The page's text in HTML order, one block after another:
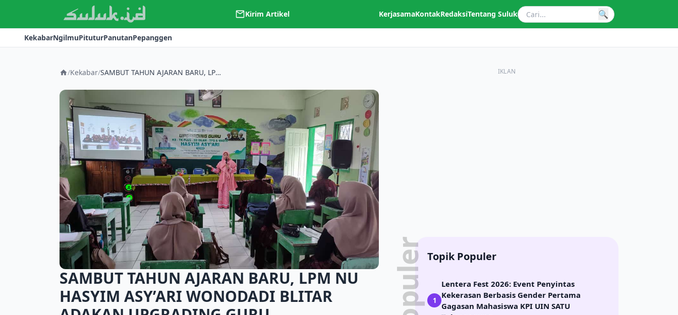
Kirim Artikel KerjasamaKontakRedaksiTentang Suluk 🔍
KekabarNgilmuPituturPanutanPepanggen
/Kekabar/ SAMBUT TAHUN AJARAN BARU, LPM NU HASYIM ASY’ARI WONODADI BLITAR ADAKAN UPGRADING GURU
SAMBUT TAHUN AJARAN BARU, LPM NU
HASYIM ASY’ARI WONODADI BLITAR
IKLAN
Topik Populer
1
Lentera Fest 2026: Event Penyintas
Kekerasan Berbasis Gender Pertama
Gagasan Mahasiswa KPI UIN SATU